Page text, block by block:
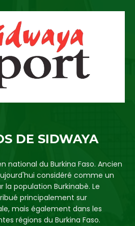
DE SIDWAYA
national du Burkina Faso. Ancien
considéré comme un
population Burkinabè. Le
principalement sur
mais également dans les
régions du Burkina Faso.